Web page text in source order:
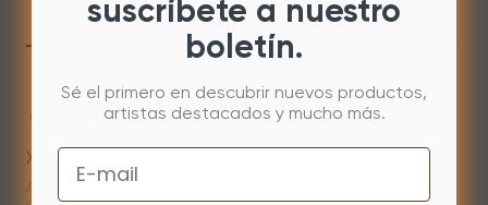
Mac Windows Linux
Mac 10.12~14.2
XPPenMac_3.4.15_240313
Apr 15,2024 PM 18:05
suscríbete a nuestro
boletín.
Sé el primero en descubrir nuevos productos,
artistas destacados y mucho más.
Email